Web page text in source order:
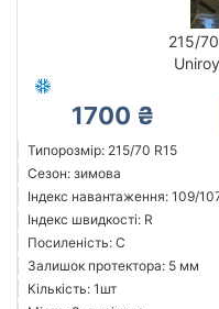
215/
1700 ₴
Типорозмір: 215/70 R15
Сезон: зимова
Індекс навантаження: 109/
Індекс швидкості: R
Посиленість: C
Залишок протектора: 5 мм
Кількість: 1шт